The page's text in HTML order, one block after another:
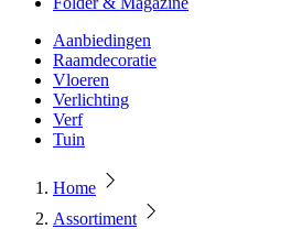
Aanbiedingen
Raamdecoratie
Vloeren
Verlichting
Verf
Tuin
Home
Assortiment